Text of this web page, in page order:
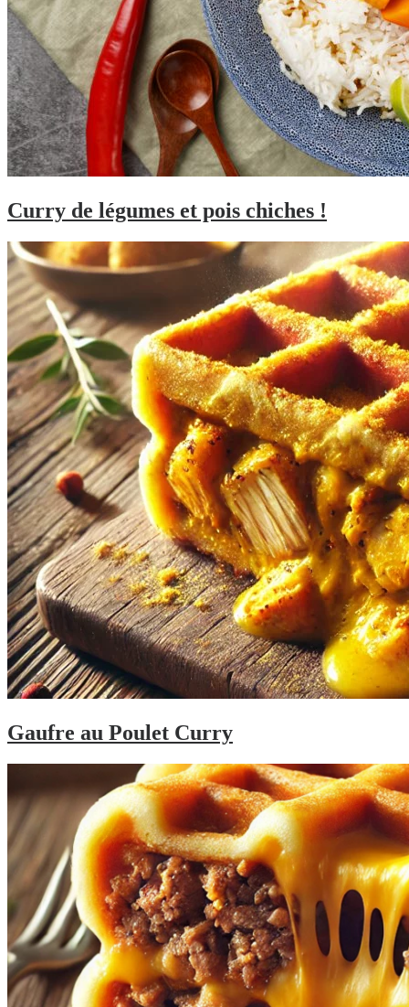
Curry de légumes et pois chiches !
Gaufre au Poulet Curry